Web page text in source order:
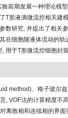
前期发展一种理论模
T形液滴微流控相关建
数研究, 并提出了相关
在细胞随液体流动的
用于T形微流控细胞封
method)、格子玻尔
, VOF法的计算精度不
离散相和连续相的界